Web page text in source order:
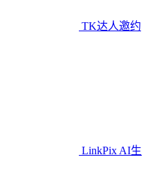
TK达人邀约
LinkPix AI生